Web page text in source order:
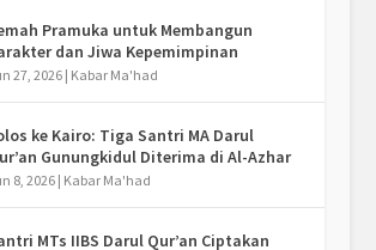
Pramuka untuk Membangun
dan Jiwa Kepemimpinan
27, 2026| Kabar Ma'had
ke Kairo: Tiga Santri MA Darul
Gunungkidul Diterima di Al-Azhar
8, 2026| Kabar Ma'had
MTs IIBS Darul Qur’an Ciptakan